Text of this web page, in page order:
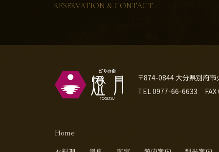
RESERVATION & CONTACT
〒874-0844 大分県別府
TEL0977-66-6633
Home